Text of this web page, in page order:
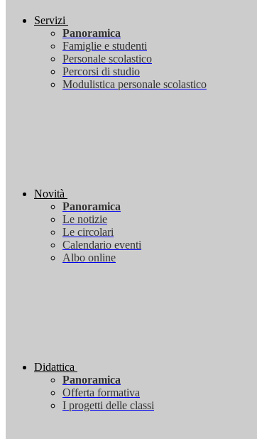
Servizi
Panoramica
Famiglie e studenti
Personale scolastico
Percorsi di studio
Modulistica personale scolastico
Novità
Panoramica
Le notizie
Le circolari
Calendario eventi
Albo online
Didattica
Panoramica
Offerta formativa
I progetti delle classi